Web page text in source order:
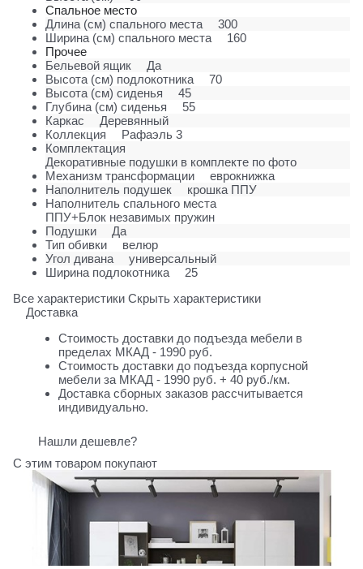
Спальное место
Длина (см) спального места
300
Ширина (см) спального места
160
Прочее
Бельевой ящик
Да
Высота (см) подлокотника
70
Высота (см) сиденья
45
Глубина (см) сиденья
55
Каркас
Деревянный
Коллекция
Рафаэль 3
Комплектация
Декоративные подушки в комплекте по фото
Механизм трансформации
еврокнижка
Наполнитель подушек
крошка ППУ
Наполнитель спального места
ППУ+Блок незавимых пружин
Подушки
Да
Тип обивки
велюр
Угол дивана
универсальный
Ширина подлокотника
25
Все характеристики Скрыть характеристики
Доставка
Стоимость доставки до подъезда мебели в
пределах МКАД - 1990 руб.
Стоимость доставки до подъезда корпусной
мебели за МКАД - 1990 руб. + 40 руб./км.
Доставка сборных заказов рассчитывается
индивидуально.
Нашли дешевле?
С этим товаром покупают